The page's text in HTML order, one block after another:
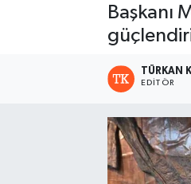
Başkanı
TÜRKAN
EDITÖR